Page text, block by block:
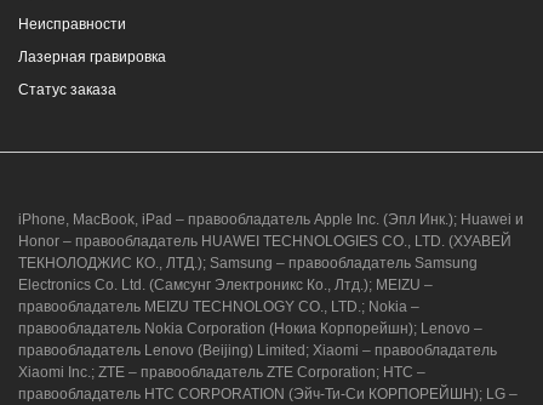
Неисправности
Лазерная гравировка
Статус заказа
iPhone, MacBook, iPad – правообладатель Apple Inc. (Эпл Инк.); Huawei и
Honor – правообладатель HUAWEI TECHNOLOGIES CO., LTD. (ХУАВЕЙ
ТЕКНОЛОДЖИС КО., ЛТД.); Samsung – правообладатель Samsung
Electronics Co. Ltd. (Самсунг Электроникс Ко., Лтд.); MEIZU –
правообладатель MEIZU TECHNOLOGY CO., LTD.; Nokia –
правообладатель Nokia Corporation (Нокиа Корпорейшн); Lenovo –
правообладатель Lenovo (Beijing) Limited; Xiaomi – правообладатель
Xiaomi Inc.; ZTE – правообладатель ZTE Corporation; HTC –
правообладатель HTC CORPORATION (Эйч-Ти-Си КОРПОРЕЙШН); LG –